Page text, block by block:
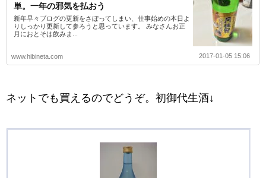
単。一年の邪気を払おう
新年早々ブログの更新をさぼってしまい、仕事始めの本日よ
りしっかり更新して参ろうと思っています。 みなさんお正
月におとそは飲みま...
www.hibineta.com 2017-01-05 15:06
ネットでも買えるのでどうぞ。初御代生酒↓